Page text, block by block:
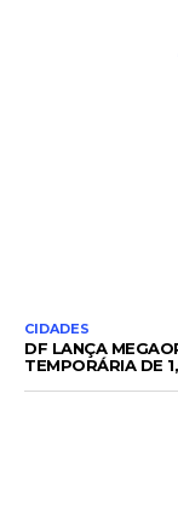
CIDADES
DF LANÇA
TEMPORÁRIA DE